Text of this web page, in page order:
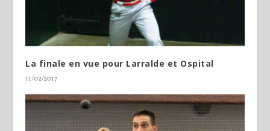
La finale en vue pour Larralde et Ospital
11/02/2017